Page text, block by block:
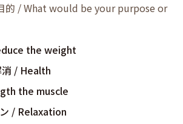
的 / What would be your purpose or
the weight
消 / Health
the muscle
/ Relaxation